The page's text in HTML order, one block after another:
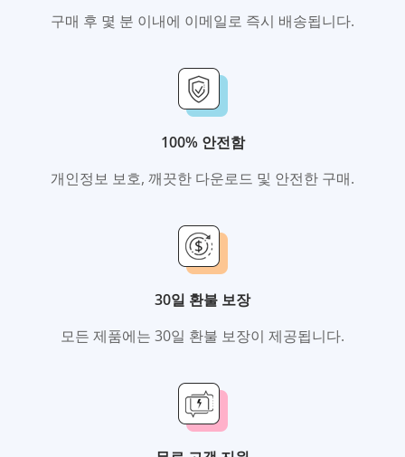
구매 후 몇 분 이내에 이메일로 즉시 배송됩니다.
100% 안전함
개인정보 보호, 깨끗한 다운로드 및 안전한 구매.
30일 환불 보장
모든 제품에는 30일 환불 보장이 제공됩니다.